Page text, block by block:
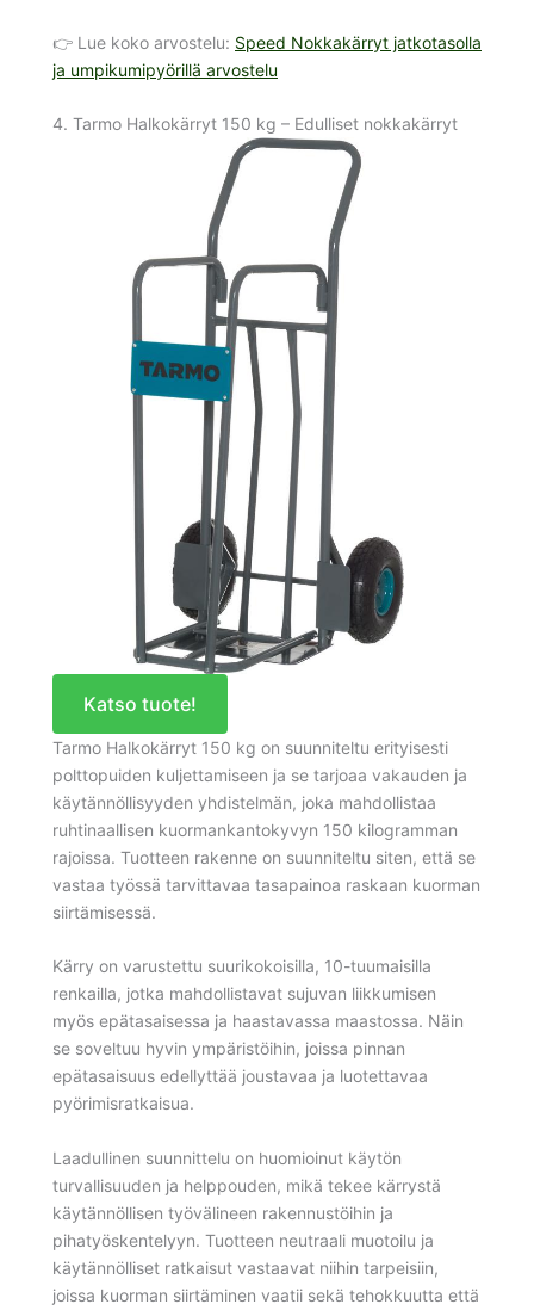
👉 Lue koko arvostelu: Speed Nokkakärryt jatkotasolla
ja umpikumipyörillä arvostelu
4. Tarmo Halkokärryt 150 kg – Edulliset nokkakärryt
Katso tuote!
Tarmo Halkokärryt 150 kg on suunniteltu erityisesti
polttopuiden kuljettamiseen ja se tarjoaa vakauden ja
käytännöllisyyden yhdistelmän, joka mahdollistaa
ruhtinaallisen kuormankantokyvyn 150 kilogramman
rajoissa. Tuotteen rakenne on suunniteltu siten, että se
vastaa työssä tarvittavaa tasapainoa raskaan kuorman
siirtämisessä.
Kärry on varustettu suurikokoisilla, 10-tuumaisilla
renkailla, jotka mahdollistavat sujuvan liikkumisen
myös epätasaisessa ja haastavassa maastossa. Näin
se soveltuu hyvin ympäristöihin, joissa pinnan
epätasaisuus edellyttää joustavaa ja luotettavaa
pyörimisratkaisua.
Laadullinen suunnittelu on huomioinut käytön
turvallisuuden ja helppouden, mikä tekee kärrystä
käytännöllisen työvälineen rakennustöihin ja
pihatyöskentelyyn. Tuotteen neutraali muotoilu ja
käytännölliset ratkaisut vastaavat niihin tarpeisiin,
joissa kuorman siirtäminen vaatii sekä tehokkuutta että